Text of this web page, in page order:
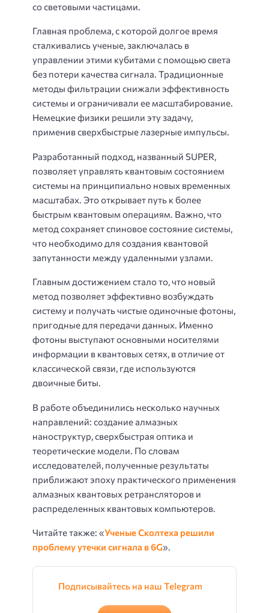
со световыми частицами.
Главная проблема, с которой долгое время
сталкивались ученые, заключалась в
управлении этими кубитами с помощью света
без потери качества сигнала. Традиционные
методы фильтрации снижали эффективность
системы и ограничивали ее масштабирование.
Немецкие физики решили эту задачу,
применив сверхбыстрые лазерные импульсы.
Разработанный подход, названный SUPER,
позволяет управлять квантовым состоянием
системы на принципиально новых временных
масштабах. Это открывает путь к более
быстрым квантовым операциям. Важно, что
метод сохраняет спиновое состояние системы,
что необходимо для создания квантовой
запутанности между удаленными узлами.
Главным достижением стало то, что новый
метод позволяет эффективно возбуждать
систему и получать чистые одиночные фотоны,
пригодные для передачи данных. Именно
фотоны выступают основными носителями
информации в квантовых сетях, в отличие от
классической связи, где используются
двоичные биты.
В работе объединились несколько научных
направлений: создание алмазных
наноструктур, сверхбыстрая оптика и
теоретические модели. По словам
исследователей, полученные результаты
приближают эпоху практического применения
алмазных квантовых ретрансляторов и
распределенных квантовых компьютеров.
Читайте также: «Ученые Сколтеха решили
проблему утечки сигнала в 6G».
Подписывайтесь на наш Telegram